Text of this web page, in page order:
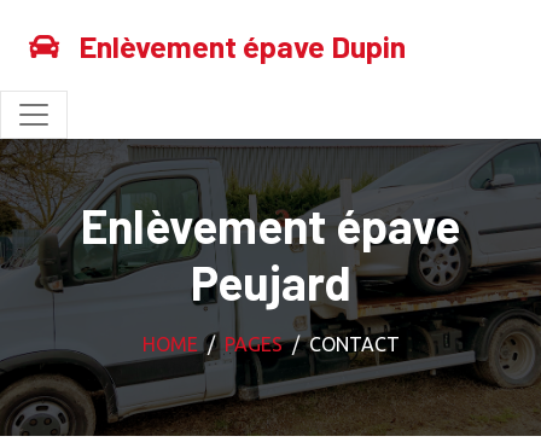
Enlèvement épave Dupin
Enlèvement épave
Peujard
HOME PAGES CONTACT